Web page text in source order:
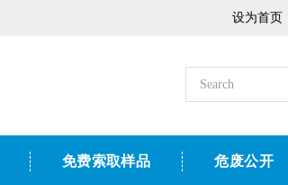
设为首页
免费索取样品 危废公开